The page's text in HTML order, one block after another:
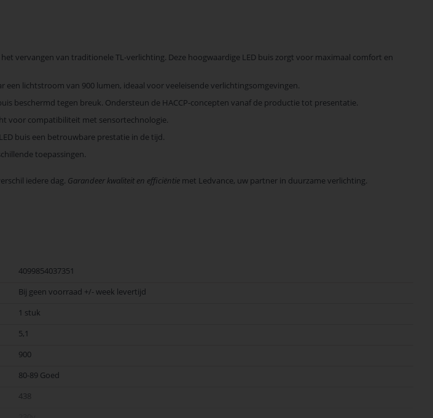
vervangen van traditionele TL-verlichting. Deze hoogwaardige LED buis zorgt voor maximaal comfort en
een lichtstroom van 900 lumen, ideaal voor veeleisende verlichtingsomgevingen.
beschermd tegen breuk. Ondersteun de HACCP-concepten vanaf de productie tot presentatie.
voor compatibiliteit met sensortechnologie.
buis een betrouwbare prestatie in de tijd.
toepassingen.
iedere dag. Garandeer kwaliteit en efficiëntie met Ledvance, uw partner in duurzame verlichting.
4099854037351
Bij geen voorraad +/- week levertijd
1 stuk
5,1
900
80-89 Goed
438